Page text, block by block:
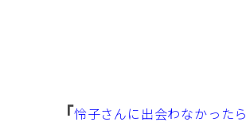
「怜子さんに出会わなかったら